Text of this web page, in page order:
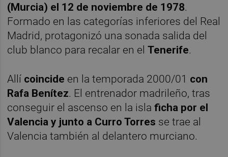
(Murcia) el 12 de noviembre de 1978.
Formado en las categorías inferiores del Real
Madrid, protagonizó una sonada salida del
club blanco para recalar en elTenerife.
Allí coincide en la temporada 2000/01 con
Rafa Benítez. El entrenador madrileño, tras
conseguir el ascenso en la islaficha por el
Valencia y junto a Curro Torres se trae al
Valencia también al delantero murciano.